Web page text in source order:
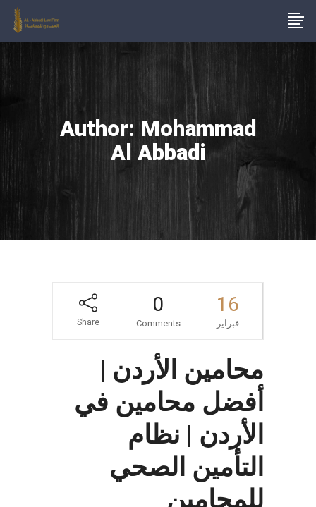
Author: Mohammad
Al Abbadi
16
فبراير
0
Comments
Share
محامين الأردن |
أفضل محامين في
الأردن | نظام
التأمين الصحي
للمحامين